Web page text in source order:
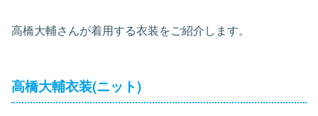
高橋大輔さんが着用する衣装をご紹介します。
高橋大輔衣装(ニット)